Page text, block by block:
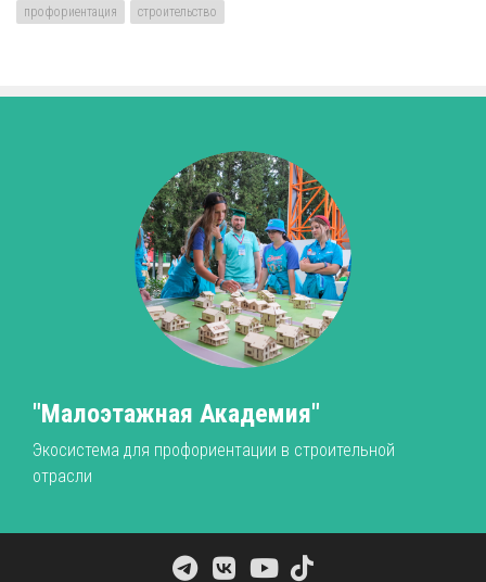
профориентация
строительство
"Малоэтажная Академия"
Экосистема для профориентации в строительной
отрасли